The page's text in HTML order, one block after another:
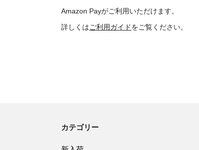
Amazon Payがご利用いただけます。
詳しくはご利用ガイドをご覧ください。
カテゴリー